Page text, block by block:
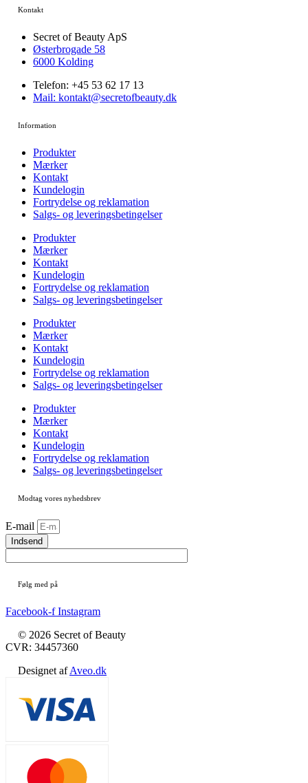
Kontakt
Secret of Beauty ApS
Østerbrogade 58
6000 Kolding
Telefon: +45 53 62 17 13
Mail: kontakt@secretofbeauty.dk
Information
Produkter
Mærker
Kontakt
Kundelogin
Fortrydelse og reklamation
Salgs- og leveringsbetingelser
Produkter
Mærker
Kontakt
Kundelogin
Fortrydelse og reklamation
Salgs- og leveringsbetingelser
Produkter
Mærker
Kontakt
Kundelogin
Fortrydelse og reklamation
Salgs- og leveringsbetingelser
Produkter
Mærker
Kontakt
Kundelogin
Fortrydelse og reklamation
Salgs- og leveringsbetingelser
Modtag vores nyhedsbrev
E-mail
Indsend
Følg med på
Facebook-f Instagram
© 2026 Secret of Beauty
CVR: 34457360
Designet afAveo.dk